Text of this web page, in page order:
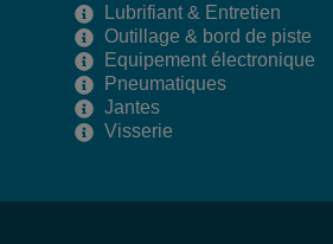
Lubrifiant & Entretien
Outillage & bord de piste
Equipement électronique
Pneumatiques
Jantes
Visserie